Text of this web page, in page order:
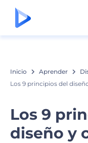
Inicio Aprender
Los 9 principios del
Los 9
diseño y